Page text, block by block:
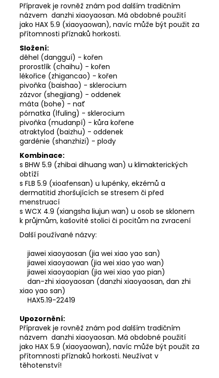
Přípravek je rovněž znám pod dalším tradičním
názvem danzhi xiaoyaosan. Má obdobné použití
jako HAX 5.9 (xiaoyaowan), navíc může být použit za
přítomnosti příznaků horkosti.
Složení:
děhel (dangguí) - kořen
prorostlík (chaihu) - kořen
lékořice (zhigancao) - kořen
pivoňka (baishao) - sklerocium
zázvor (shegjiang) - oddenek
máta (bohe) - nať
pórnatka (lfuling) - sklerocium
pivoňka (mudanpí) - kůra kořene
atraktylod (baizhu) - oddenek
gardénie (shanzhizi) - plody
Kombinace:
s BHW 5.9 (zhibai dihuang wan) u klimakterických
obtíží
s FLB 5.9 (xioafensan) u lupénky, ekzémů a
dermatitid zhoršujících se stresem či před
menstruací
s WCX 4.9 (xiangsha liujun wan) u osob se sklonem
k průjmům, kašovité stolici či pocitům na zvracení
Další používané názvy:
jiawei xiaoyaosan (jia wei xiao yao san)
jiawei xiaoyaowan (jia wei xiao yao wan)
jiawei xiaoyaopian (jia wei xiao yao pian)
dan-zhi xiaoyaosan (danzhi xiaoyaosan, dan zhi
xiao yao san)
HAX5.19-22419
Upozornění:
Přípravek je rovněž znám pod dalším tradičním
názvem danzhi xiaoyaosan. Má obdobné použití
jako HAX 5.9 (xiaoyaowan), navíc může být použit za
přítomnosti příznaků horkosti. Neužívat v
těhotenství!